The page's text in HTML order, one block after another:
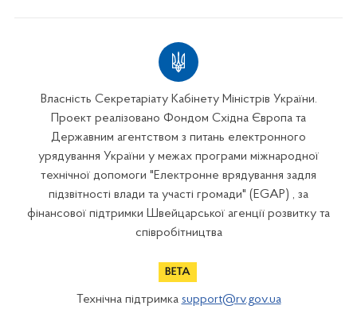
Власність Секретаріату Кабінету Міністрів України.
Проект реалізовано Фондом Східна Європа та
Державним агентством з питань електронного
урядування України у межах програми міжнародної
технічної допомоги "Електронне врядування задля
підзвітності влади та участі громади" (EGAP) , за
фінансової підтримки Швейцарської агенції розвитку та
співробітництва
Технічна підтримка support@rv.gov.ua